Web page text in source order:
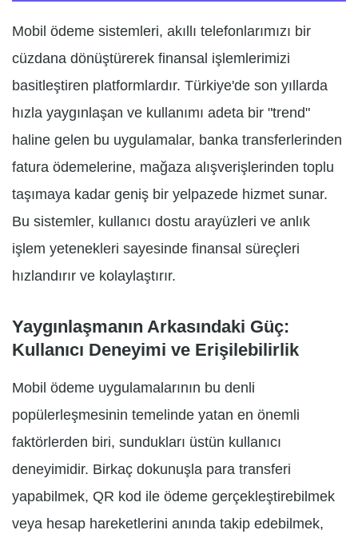
Mobil ödeme sistemleri, akıllı telefonlarımızı bir
cüzdana dönüştürerek finansal işlemlerimizi
basitleştiren platformlardır. Türkiye'de son yıllarda
hızla yaygınlaşan ve kullanımı adeta bir "trend"
haline gelen bu uygulamalar, banka transferlerinden
fatura ödemelerine, mağaza alışverişlerinden toplu
taşımaya kadar geniş bir yelpazede hizmet sunar.
Bu sistemler, kullanıcı dostu arayüzleri ve anlık
işlem yetenekleri sayesinde finansal süreçleri
hızlandırır ve kolaylaştırır.
Yaygınlaşmanın Arkasındaki Güç:
Kullanıcı Deneyimi ve Erişilebilirlik
Mobil ödeme uygulamalarının bu denli
popülerleşmesinin temelinde yatan en önemli
faktörlerden biri, sundukları üstün kullanıcı
deneyimidir. Birkaç dokunuşla para transferi
yapabilmek, QR kod ile ödeme gerçekleştirebilmek
veya hesap hareketlerini anında takip edebilmek,